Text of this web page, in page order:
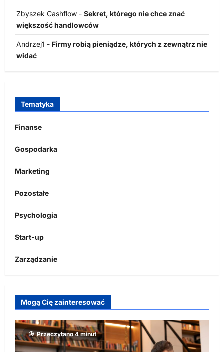
Zbyszek Cashflow - Sekret, którego nie chce znać
większość handlowców
Andrzej1 - Firmy robią pieniądze, których z zewnątrz nie
widać
Tematyka
Finanse
Gospodarka
Marketing
Pozostałe
Psychologia
Start-up
Zarządzanie
Mogą Cię zainteresować
Przeczytano 4 minut